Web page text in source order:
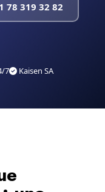
78 319 32 82
7 Kaisen SA